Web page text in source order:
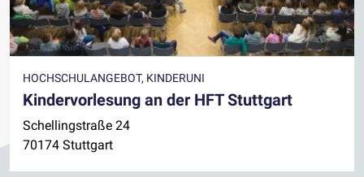
HOCHSCHULANGEBOT, KINDERUNI
Kindervorlesung an der HFT Stuttgart
Schellingstraße 24
70174 Stuttgart